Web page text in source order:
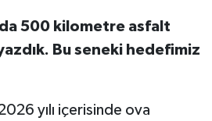
500 kilometre asfalt
Bu seneki hedefimiz
yılı içerisinde ova